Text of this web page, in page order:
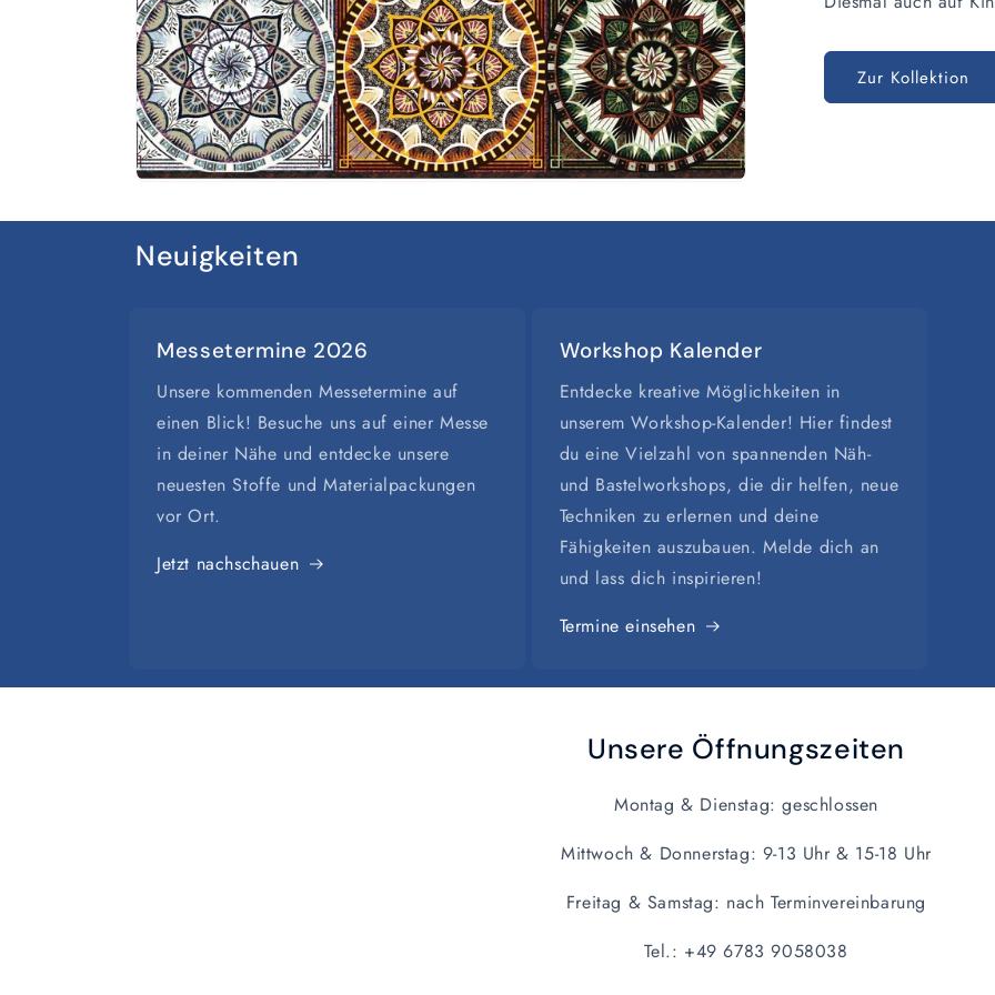
t
Zur Kollektion
Neuigkeiten
Messetermine 2026
Unsere kommenden Messetermine auf
einen Blick! Besuche uns auf einer Messe
in deiner Nähe und entdecke unsere
neuesten Stoffe und Materialpackungen
vor Ort.
Jetzt nachschauen
Workshop Kalender
Entdecke kreative Möglichkeiten in
unserem Workshop-Kalender! Hier findest
du eine Vielzahl von spannenden Näh-
und Bastelworkshops, die dir helfen, neue
Techniken zu erlernen und deine
Fähigkeiten auszubauen. Melde dich an
und lass dich inspirieren!
Termine einsehen
Unsere Öffnungszeiten
Montag & Dienstag: geschlossen
Mittwoch & Donnerstag: 9-13 Uhr & 15-18 Uhr
Freitag & Samstag: nach Terminvereinbarung
Tel.: +49 6783 9058038